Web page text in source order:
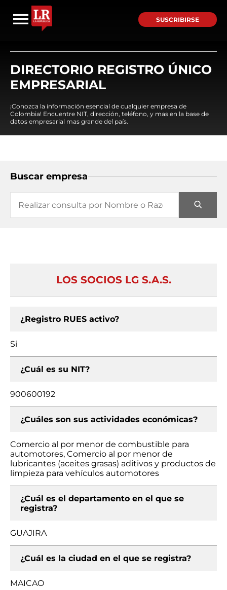
SUSCRIBIRSE
DIRECTORIO REGISTRO ÚNICO
EMPRESARIAL
¡Conozca la información esencial de cualquier empresa de
Colombia! Encuentre NIT, dirección, teléfono, y mas en la base de
datos empresarial mas grande del país.
Buscar empresa
LOS SOCIOS LG S.A.S.
¿Registro RUES activo?
Si
¿Cuál es su NIT?
900600192
¿Cuáles son sus actividades económicas?
Comercio al por menor de combustible para
automotores, Comercio al por menor de
lubricantes (aceites grasas) aditivos y productos de
limpieza para vehículos automotores
¿Cuál es el departamento en el que se
registra?
GUAJIRA
¿Cuál es la ciudad en el que se registra?
MAICAO